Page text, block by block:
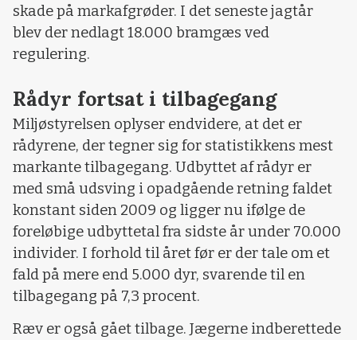
skade på markafgrøder. I det seneste jagtår
blev der nedlagt 18.000 bramgæs ved
regulering.
Rådyr fortsat i tilbagegang
Miljøstyrelsen oplyser endvidere, at det er
rådyrene, der tegner sig for statistikkens mest
markante tilbagegang. Udbyttet af rådyr er
med små udsving i opadgående retning faldet
konstant siden 2009 og ligger nu ifølge de
foreløbige udbyttetal fra sidste år under 70.000
individer. I forhold til året før er der tale om et
fald på mere end 5.000 dyr, svarende til en
tilbagegang på 7,3 procent.
Ræv er også gået tilbage. Jægerne indberettede